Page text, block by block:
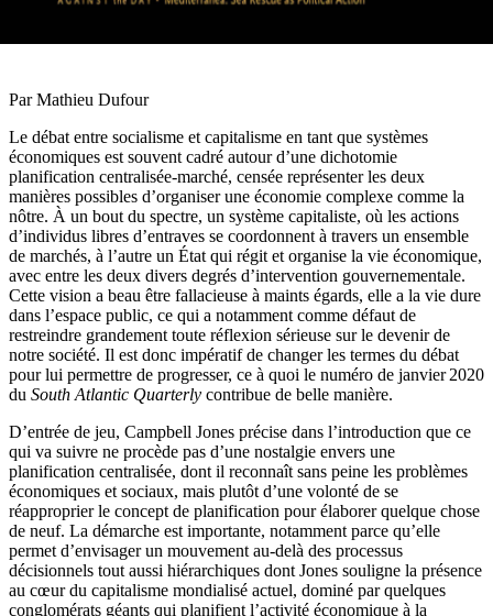
Par Mathieu Dufour
Le débat entre socialisme et capitalisme en tant que systèmes
économiques est souvent cadré autour d’une dichotomie
planification centralisée-marché, censée représenter les deux
manières possibles d’organiser une économie complexe comme la
nôtre. À un bout du spectre, un système capitaliste, où les actions
d’individus libres d’entraves se coordonnent à travers un ensemble
de marchés, à l’autre un État qui régit et organise la vie économique,
avec entre les deux divers degrés d’intervention gouvernementale.
Cette vision a beau être fallacieuse à maints égards, elle a la vie dure
dans l’espace public, ce qui a notamment comme défaut de
restreindre grandement toute réflexion sérieuse sur le devenir de
notre société. Il est donc impératif de changer les termes du débat
pour lui permettre de progresser, ce à quoi le numéro de janvier 2020
du South Atlantic Quarterly contribue de belle manière.
D’entrée de jeu, Campbell Jones précise dans l’introduction que ce
qui va suivre ne procède pas d’une nostalgie envers une
planification centralisée, dont il reconnaît sans peine les problèmes
économiques et sociaux, mais plutôt d’une volonté de se
réapproprier le concept de planification pour élaborer quelque chose
de neuf. La démarche est importante, notamment parce qu’elle
permet d’envisager un mouvement au-delà des processus
décisionnels tout aussi hiérarchiques dont Jones souligne la présence
au cœur du capitalisme mondialisé actuel, dominé par quelques
conglomérats géants qui planifient l’activité économique à la